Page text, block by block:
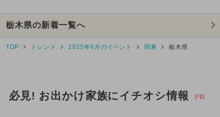
栃木県の新着一覧へ
TOP トレンド 2025年6月のイベント 関東 栃木県
必見! お出かけ家族にイチオシ情報 PR